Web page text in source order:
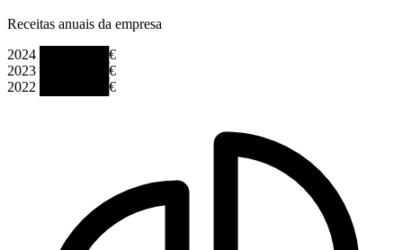
Receitas anuais da empresa
2024
███████€
2023
███████€
2022
███████€